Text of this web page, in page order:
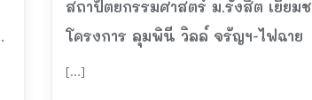
สถาปัตยกรรมศาสตร์ ม.รังสิต เยี่ยม
โครงการ ลุมพินี วิลล์ จรัญฯ-ไฟฉาย
[…]